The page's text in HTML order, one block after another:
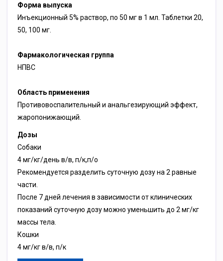
Форма выпуска
Инъекционный 5% раствор, по 50 мг в 1 мл. Таблетки 20,
50, 100 мг.
Фармакологическая группа
НПВС
Область применения
Противовоспалительный и анальгезирующий эффект,
жаропонижающий.
Дозы
Собаки
4 мг/кг/день в/в, п/к,п/о
Рекомендуется разделить суточную дозу на 2 равные
части.
После 7 дней лечения в зависимости от клинических
показаний суточную дозу можно уменьшить до 2 мг/кг
массы тела.
Кошки
4 мг/кг в/в, п/к